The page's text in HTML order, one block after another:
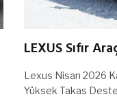
LEXUS Sıfır
Lexus Nisan 2026
Yüksek Takas